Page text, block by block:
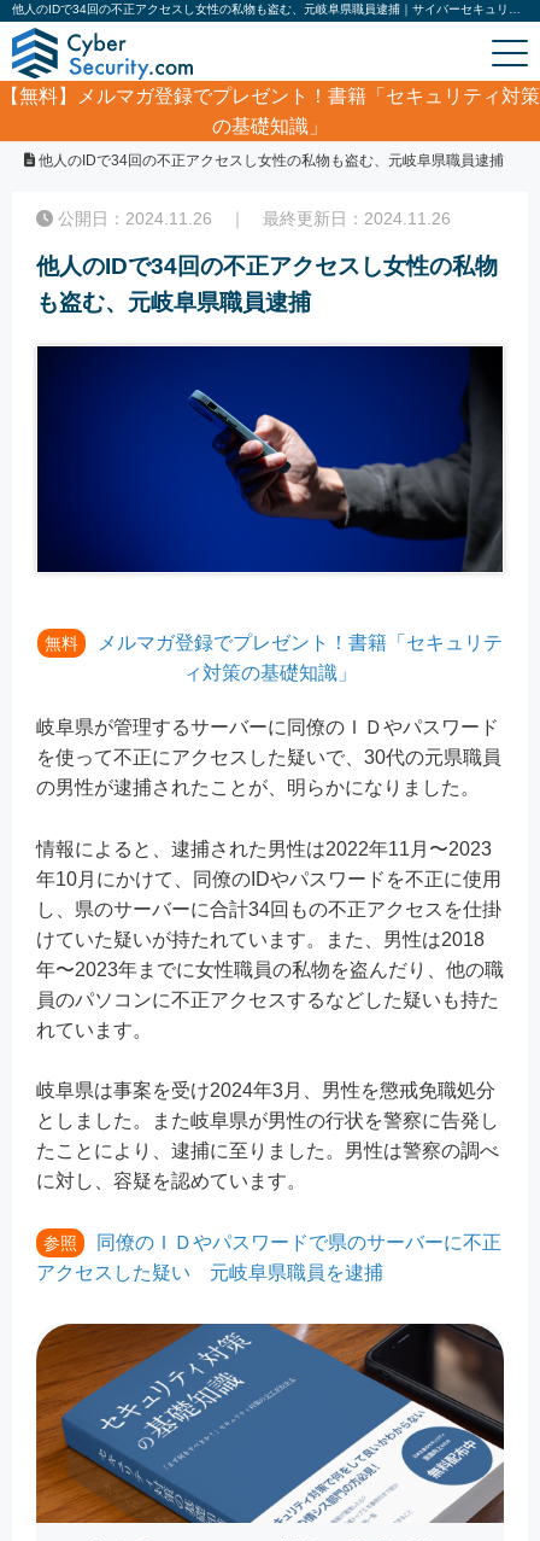
【無料】
メルマガ登録でプレゼント！書籍「セキュリティ対策
の基礎知識」
サイバーセキュリティ・情報漏洩ニュース
他人のIDで34回の不正アクセスし女性の私物も盗む、元岐阜県職員逮捕
公開日：2024.11.26 ｜ 最終更新日：2024.11.26
他人のIDで34回の不正アクセスし女性の私物
も盗む、元岐阜県職員逮捕
無料
メルマガ登録でプレゼント！書籍「セキュリテ
ィ対策の基礎知識」
岐阜県が管理するサーバーに同僚のＩＤやパスワード
を使って不正にアクセスした疑いで、30代の元県職員
の男性が逮捕されたことが、明らかになりました。
情報によると、逮捕された男性は2022年11月〜2023
年10月にかけて、同僚のIDやパスワードを不正に使用
し、県のサーバーに合計34回もの不正アクセスを仕掛
けていた疑いが持たれています。また、男性は2018
年〜2023年までに女性職員の私物を盗んだり、他の職
員のパソコンに不正アクセスするなどした疑いも持た
れています。
岐阜県は事案を受け2024年3月、男性を懲戒免職処分
としました。また岐阜県が男性の行状を警察に告発し
たことにより、逮捕に至りました。男性は警察の調べ
に対し、容疑を認めています。
参照
同僚のＩＤやパスワードで県のサーバーに不正
アクセスした疑い 元岐阜県職員を逮捕